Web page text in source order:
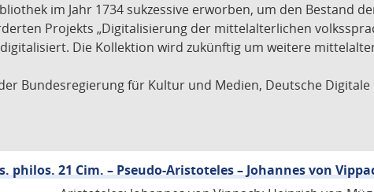
im Jahr 1734 sukzessive erworben, um den Bestand
Projekts „Digitalisierung der mittelalterlichen
Die Kollektion wird zukünftig um weitere
Bundesregierung für Kultur und Medien, Deutsche
philos. 21 Cim. – Pseudo-Aristoteles – Johannes von